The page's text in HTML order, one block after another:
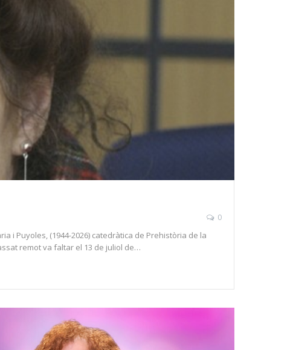
0
i Puyoles, (1944-2026) catedràtica de Prehistòria de la
remot va faltar el 13 de juliol de…